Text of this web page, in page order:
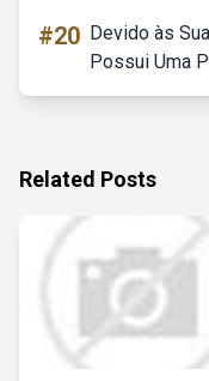
#20 Devido às
Possui Uma
Related Posts